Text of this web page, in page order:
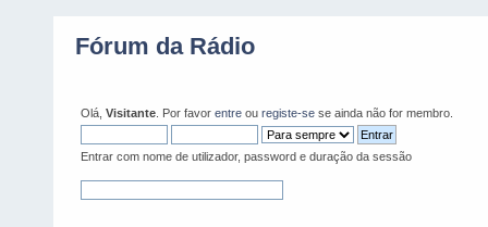
Fórum da Rádio
Olá, Visitante . Por favor entre ou registe-se se ainda não for membro.
Entrar com nome de utilizador, password e duração da sessão